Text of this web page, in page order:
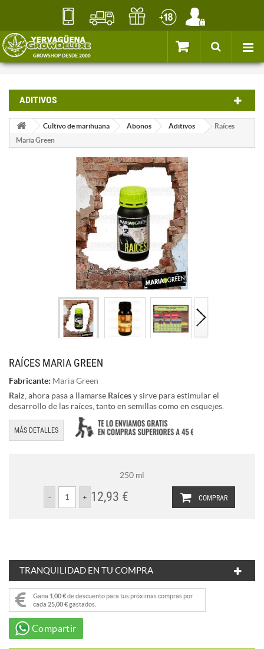
ADITIVOS
Cultivo de marihuana Abonos Aditivos
Raíces
Maria Green
RAÍCES MARIA GREEN
Fabricante: Maria Green
Raiz , ahora pasa a llamarse Raícesy sirve para estimular el
desarrollo de las raíces, tanto en semillas como en esquejes.
MÁS DETALLES
250 ml
COMPRAR
12,93 €
TRANQUILIDAD EN TU COMPRA
Gana 1,00 €de descuento para tus próximas compras por
cada 25,00 €gastados.
Compartir